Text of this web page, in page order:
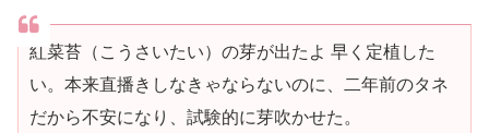
紅菜苔（こうさいたい）の芽が出たよ 早く定植した
い。本来直播きしなきゃならないのに、二年前のタネ
だから不安になり、試験的に芽吹かせた。